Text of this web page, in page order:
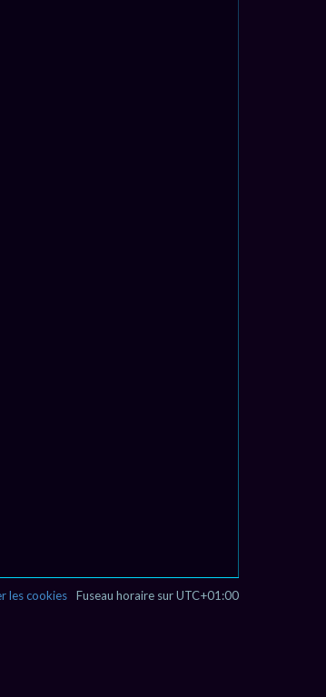
Fuseau horaire surUTC+01:00
les cookies